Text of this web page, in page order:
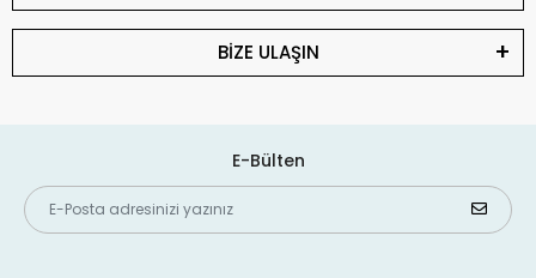
BİZE ULAŞIN
E-Bülten